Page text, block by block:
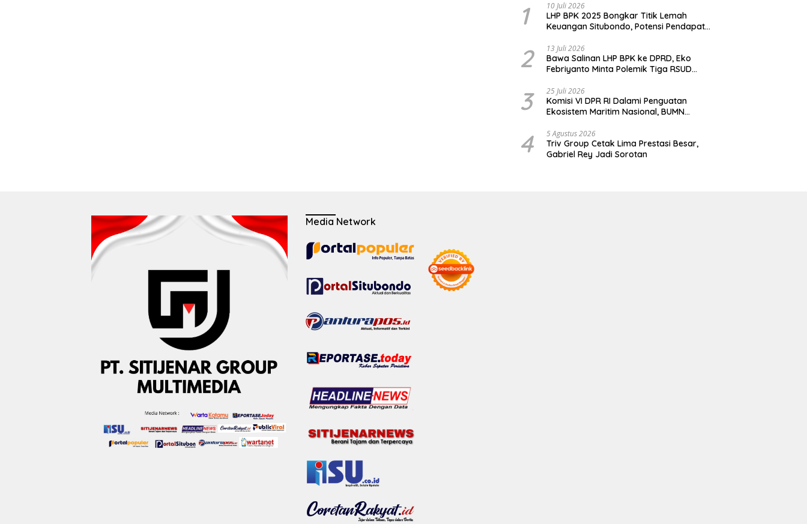
1 10 Juli 2026
LHP BPK 2025 Bongkar Titik Lemah
Keuangan Situbondo, Potensi Pendapatan
2 13 Juli 2026
Bawa Salinan LHP BPK ke DPRD, Eko
Febriyanto Minta Polemik Tiga RSUD
Opini
3 25 Juli 2026
Komisi VI DPR RI Dalami Penguatan
Ekosistem Maritim Nasional, BUMN
Surabaya
4 5 Agustus 2026
Triv Group Cetak Lima Prestasi Besar,
Gabriel Rey Jadi Sorotan
Media Network